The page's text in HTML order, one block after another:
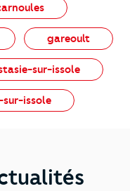
gareoult
sur-issole
sur-issole